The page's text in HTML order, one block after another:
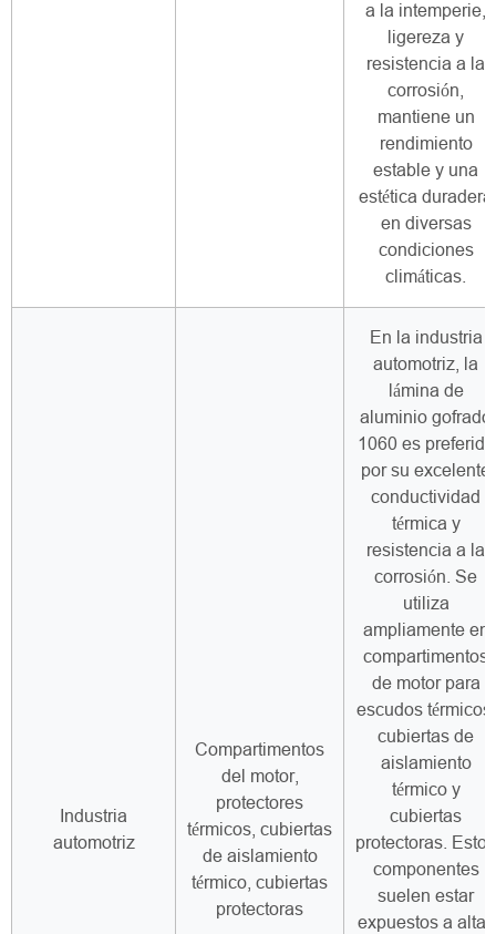
a la intemperie,
ligereza y
resistencia a la
corrosión,
mantiene un
rendimiento
estable y una
estética duradera
en diversas
condiciones
climáticas.
Industria
automotriz
Compartimentos
del motor,
protectores
térmicos, cubiertas
de aislamiento
térmico, cubiertas
protectoras
En la industria
automotriz, la
lámina de
aluminio gofrado
1060 es preferida
por su excelente
conductividad
térmica y
resistencia a la
corrosión. Se
utiliza
ampliamente en
compartimentos
de motor para
escudos térmicos,
cubiertas de
aislamiento
térmico y
cubiertas
protectoras. Estos
componentes
suelen estar
expuestos a altas